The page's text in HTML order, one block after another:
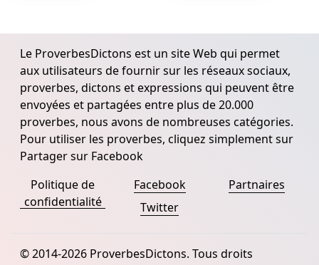
Le ProverbesDictons est un site Web qui permet
aux utilisateurs de fournir sur les réseaux sociaux,
proverbes, dictons et expressions qui peuvent être
envoyées et partagées entre plus de 20.000
proverbes, nous avons de nombreuses catégories.
Pour utiliser les proverbes, cliquez simplement sur
Partager sur Facebook
Politique de
confidentialité
Facebook
Twitter
Partnaires
© 2014-2026 ProverbesDictons. Tous droits